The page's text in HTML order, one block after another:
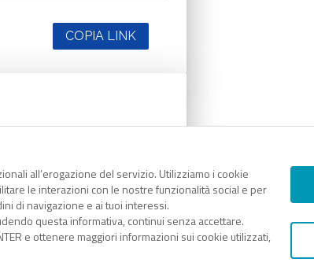
all’erogazione del servizio. Utilizziamo i cookie
le interazioni con le nostre funzionalità social e per
di navigazione e ai tuoi interessi.
questa informativa, continui senza accettare.
e ottenere maggiori informazioni sui cookie utilizzati,
COPIA LINK
COPIA LINK